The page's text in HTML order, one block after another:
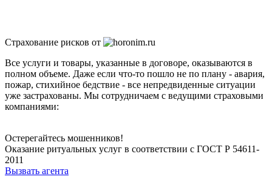
Страхование рисков от
Все услуги и товары, указанные в договоре, оказываются в
полном объеме. Даже если что-то пошло не по плану - авария,
пожар, стихийное бедствие - все непредвиденные ситуации
уже застрахованы. Мы сотрудничаем с ведущими страховыми
компаниями:
Остерегайтесь мошенников!
Оказание ритуальных услуг в соответствии с ГОСТ Р 54611-
2011
Вызвать агента